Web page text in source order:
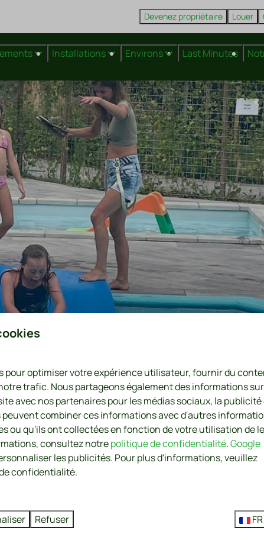
Devenez propriétaire Louer
Installations Environs Last Minutes
pour optimiser votre expérience utilisateur, fournir du
trafic. Nous partageons également des informations sur
avec nos partenaires pour les médias sociaux, la publicité
peuvent combiner ces informations avec d'autres
ou qu'ils ont collectées en fonction de votre utilisation de
consultez notrepolitique de confidentialité.Google
les publicités. Pour plus d'informations, veuillez
confidentialité.
Refuser FR